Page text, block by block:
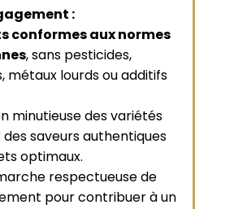
:
conformes aux normes
, sans pesticides,
métaux lourds ou additifs
minutieuse des variétés
saveurs authentiques
optimaux.
respectueuse de
pour contribuer à un